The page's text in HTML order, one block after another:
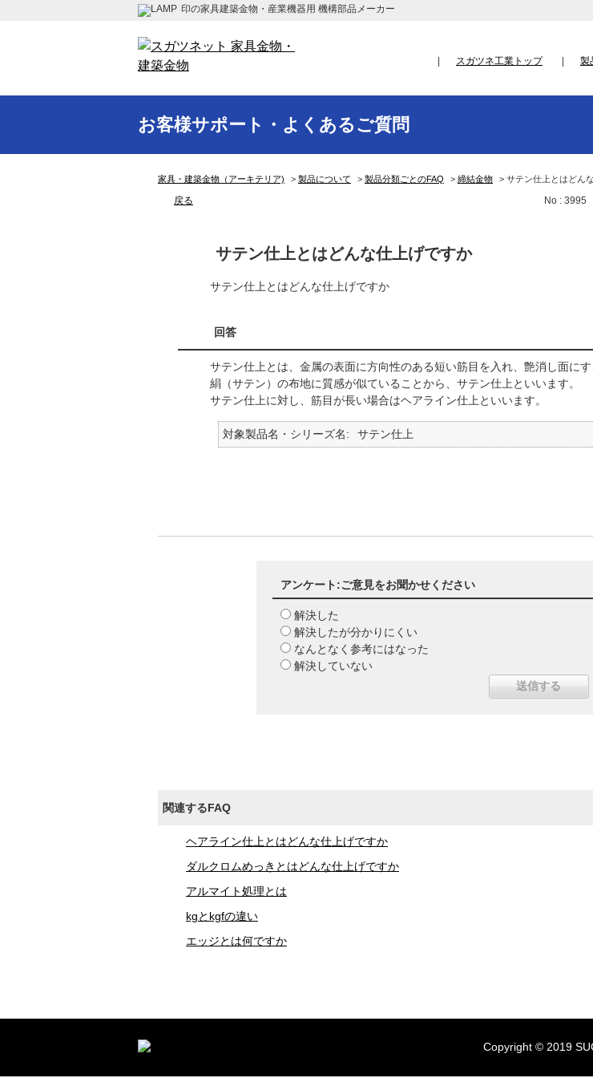
印の家具建築金物・産業機器用 機構部品メーカー
スガツネ工業トップ 製
お客様サポート・よくあるご質問
家具・建築金物（アーキテリア) > 製品について > 製品分類ごとのFAQ > 締結金物 > サテン仕上とはどん
戻る No : 3995
サテン仕上とはどんな仕上げですか
サテン仕上とはどんな仕上げですか
回答
サテン仕上とは、金属の表面に方向性のある短い筋目を入れ、艶消し面にす
絹（サテン）の布地に質感が似ていることから、サテン仕上といいます。
サテン仕上に対し、筋目が長い場合はヘアライン仕上といいます。
対象製品名・シリーズ名 サテン仕上
アンケート:ご意見をお聞かせください
解決した
解決したが分かりにくい
なんとなく参考にはなった
解決していない
関連するFAQ
ヘアライン仕上とはどんな仕上げですか
ダルクロムめっきとはどんな仕上げですか
アルマイト処理とは
kgとkgfの違い
エッジとは何ですか
Copyright © 2019